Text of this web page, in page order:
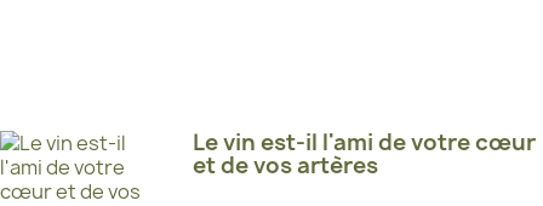
Le vin est-il l'ami de votre cœur
et de vos artères